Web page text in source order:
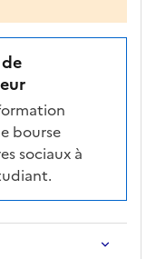
d
e
l
a
f
o
r
m
bourse
sociaux à